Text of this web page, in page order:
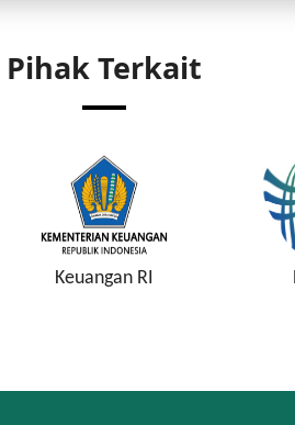
Pihak Terkait
Keuangan RI